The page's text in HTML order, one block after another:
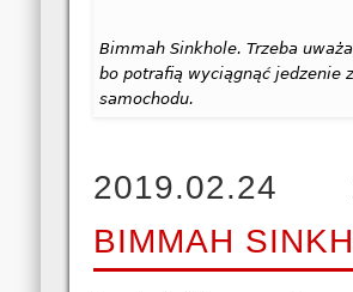
Bimmah Sinkhole. Trzeba
bo potrafią wyciągnąć jedzenie z
samochodu.
2019.02.24
BIMMAH